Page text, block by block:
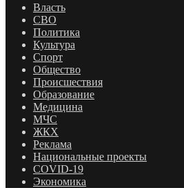
Власть
СВО
Политика
Культура
Спорт
Общество
Происшествия
Образование
Медицина
МЧС
ЖКХ
Реклама
Национальные проекты
COVID-19
Экономика